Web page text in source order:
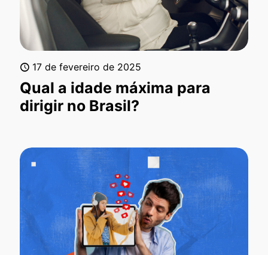
17 de fevereiro de 2025
Qual a idade máxima para
dirigir no Brasil?